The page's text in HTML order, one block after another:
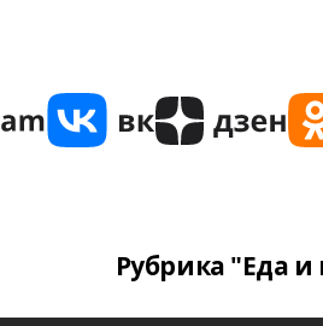
Рубрика "Еда